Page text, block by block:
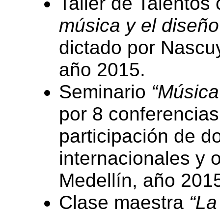
música y el
dictado por
año 2015.
Seminario
por 8
participación de
internacionales y
Medellín, año
Clase maestra